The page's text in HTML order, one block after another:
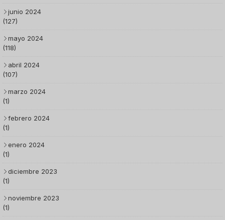
junio 2024
(127)
mayo 2024
(118)
abril 2024
(107)
marzo 2024
(1)
febrero 2024
(1)
enero 2024
(1)
diciembre 2023
(1)
noviembre 2023
(1)